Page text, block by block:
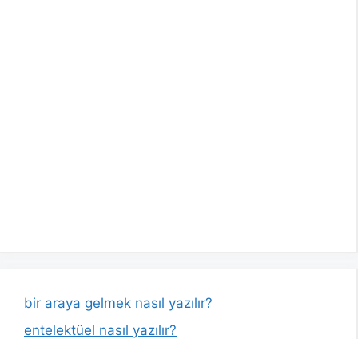
bir araya gelmek nasıl yazılır?
entelektüel nasıl yazılır?